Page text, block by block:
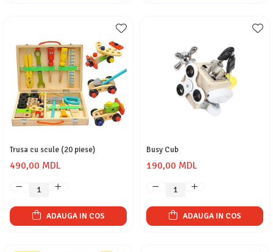
Trusa cu scule (20 piese)
490,00 MDL
ADAUGA IN COS
Busy Cub
190,00 MDL
ADAUGA IN COS